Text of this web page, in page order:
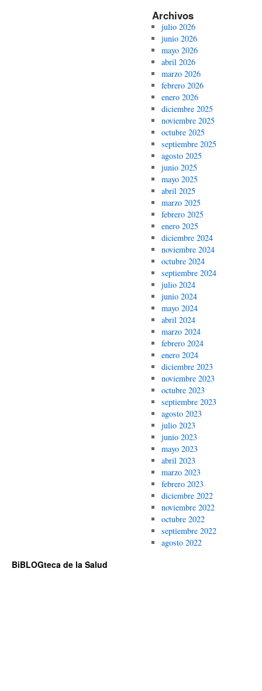
Archivos
julio 2026
junio 2026
mayo 2026
abril 2026
marzo 2026
febrero 2026
enero 2026
diciembre 2025
noviembre 2025
octubre 2025
septiembre 2025
agosto 2025
junio 2025
mayo 2025
abril 2025
marzo 2025
febrero 2025
enero 2025
diciembre 2024
noviembre 2024
octubre 2024
septiembre 2024
julio 2024
junio 2024
mayo 2024
abril 2024
marzo 2024
febrero 2024
enero 2024
diciembre 2023
noviembre 2023
octubre 2023
septiembre 2023
agosto 2023
julio 2023
junio 2023
mayo 2023
abril 2023
marzo 2023
febrero 2023
diciembre 2022
noviembre 2022
octubre 2022
septiembre 2022
agosto 2022
BiBLOGteca de la Salud